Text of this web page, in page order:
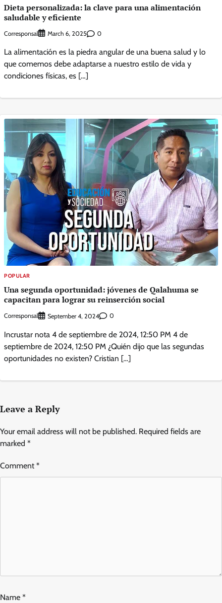
Dieta personalizada: la clave para una alimentación
saludable y eficiente
Corresponsal March 6, 2025 0
La alimentación es la piedra angular de una buena salud y lo
que comemos debe adaptarse a nuestro estilo de vida y
condiciones físicas, es […]
POPULAR
Una segunda oportunidad: jóvenes de Qalahuma se
capacitan para lograr su reinserción social
Corresponsal September 4, 2024 0
Incrustar nota 4 de septiembre de 2024, 12:50 PM 4 de
septiembre de 2024, 12:50 PM ¿Quién dijo que las segundas
oportunidades no existen? Cristian […]
Leave a Reply
Your email address will not be published. Required fields are
marked *
Comment*
Name *